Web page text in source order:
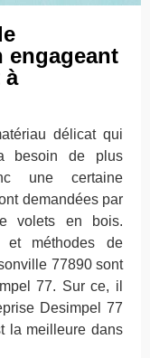
engageant
à
délicat qui
besoin de plus
une certaine
demandées par
volets en bois.
et méthodes de
77890 sont
77. Sur ce, il
Desimpel 77
la meilleure dans